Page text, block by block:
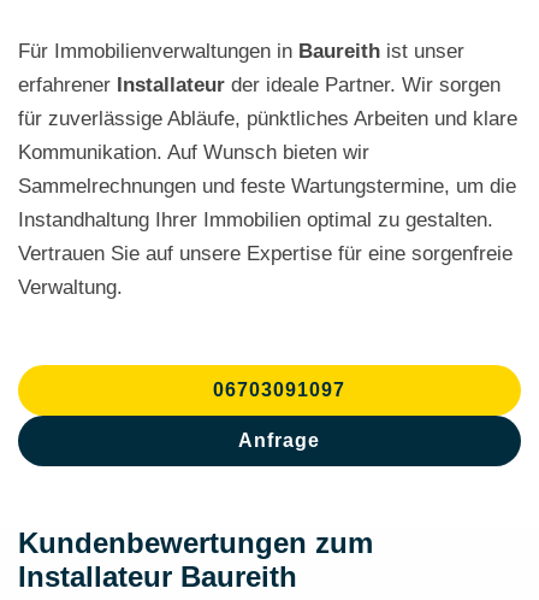
Für Immobilienverwaltungen in Baureith ist unser
erfahrener Installateur der ideale Partner. Wir sorgen
für zuverlässige Abläufe, pünktliches Arbeiten und klare
Kommunikation. Auf Wunsch bieten wir
Sammelrechnungen und feste Wartungstermine, um die
Instandhaltung Ihrer Immobilien optimal zu gestalten.
Vertrauen Sie auf unsere Expertise für eine sorgenfreie
Verwaltung.
06703091097
Anfrage
Kundenbewertungen zum
Installateur Baureith